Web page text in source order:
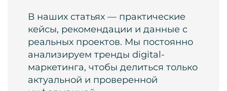
В наших статьях — практические
кейсы, рекомендации и данные с
реальных проектов. Мы постоянно
анализируем тренды digital-
маркетинга, чтобы делиться только
актуальной и проверенной